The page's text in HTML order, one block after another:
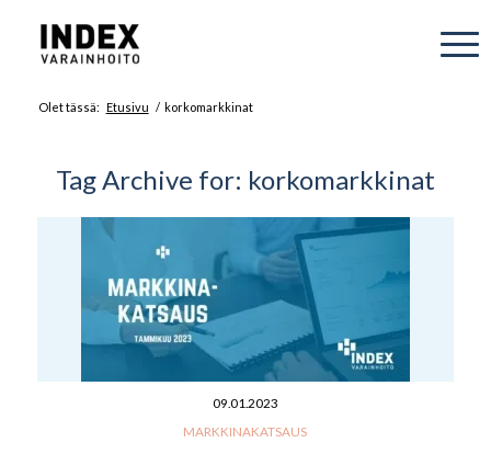
Olet tässä: Etusivu / korkomarkkinat
Tag Archive for: korkomarkkinat
09.01.2023
MARKKINAKATSAUS